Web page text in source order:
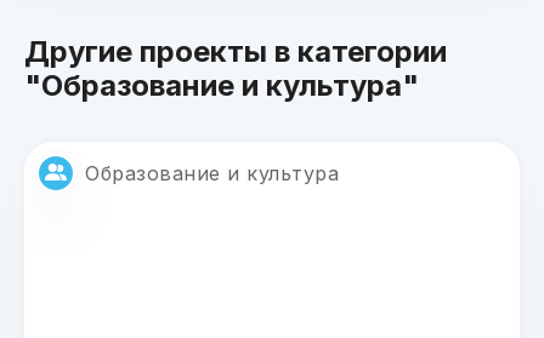
Другие проекты в категории
"Образование и культура"
Образование и культура